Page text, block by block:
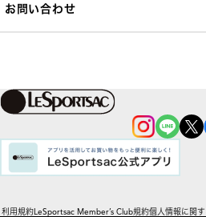
お問い合わせ
利用規約LeSportsac Member’s Club規約個人情報に関